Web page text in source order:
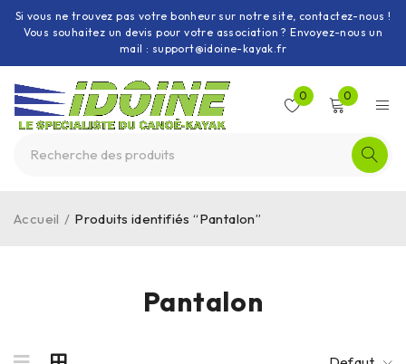
Si vous ne trouvez pas votre bonheur sur notre site, contactez-nous !
Vous souhaitez un devis pour votre association ? Envoyez-nous un
mail : support@idoine-kayak.fr
0 0
Pantalon
Accueil / Produits identifiés “Pantalon”